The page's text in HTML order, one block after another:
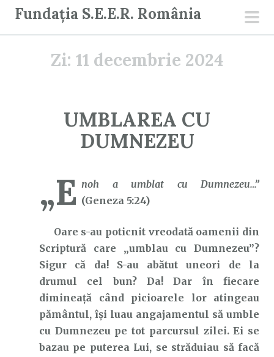
Fundația S.E.E.R. România
Zi: 11 decembrie 2024
UMBLAREA CU
DUMNEZEU
„E noh
a umblat cu Dumnezeu…”
(Geneza 5:24)
Oare s-au poticnit vreodată oamenii din
Scriptură care „umblau cu Dumnezeu”?
Sigur că da! S-au abătut uneori de la
drumul cel bun? Da! Dar în fiecare
dimineață când picioarele lor atingeau
pământul, își luau angajamentul să umble
cu Dumnezeu pe tot parcursul zilei. Ei se
bazau pe puterea Lui, se străduiau să facă